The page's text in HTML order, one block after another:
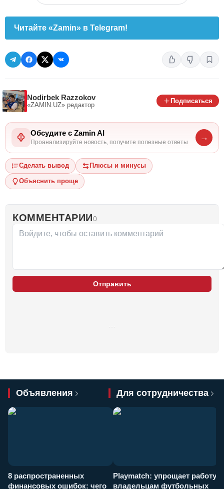
Читайте «Zamin» в Telegram!
Nodirbek Razzokov
«ZAMIN.UZ» редактор
Подписаться
Обсудите с Zamin AI
Проанализируйте новость, получите полезные ответы
→
Сделать вывод Плюсы и минусы
Объяснить проще
КОММЕНТАРИИ0
Отправить
Объявления Для сотрудничества
8 распространенных
финансовых ошибок: чего
Playmatch: упрощает работу
владельцам футбольных